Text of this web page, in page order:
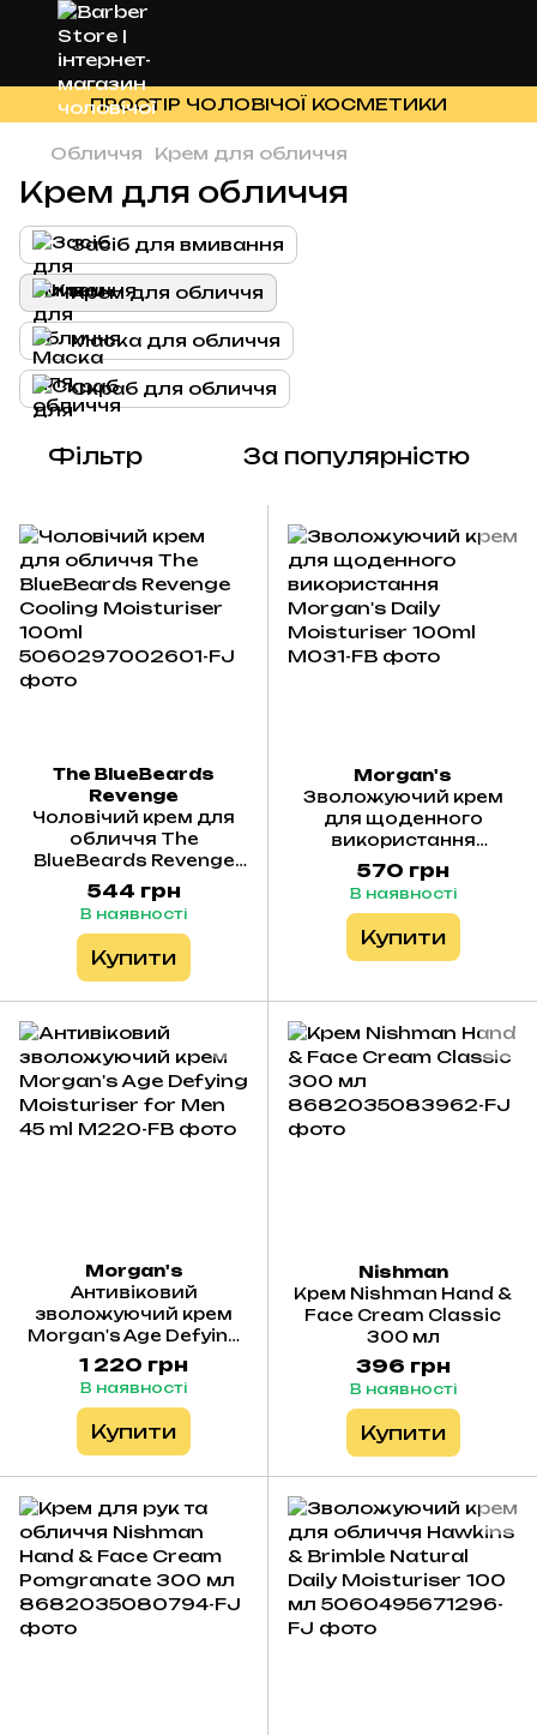
ПРОСТІР ЧОЛОВІЧОЇ КОСМЕТИКИ
Обличчя Крем для обличчя
Крем для обличчя
Засіб для вмивання
Крем для обличчя
Маска для обличчя
Скраб для обличчя
Фільтр За популярністю
The BlueBeards
Revenge
Чоловічий крем для
обличчя The
BlueBeards Revenge
Cooling Moisturiser
100ml
544 грн
В наявності
Купити
Morgan's
Зволожуючий крем
для щоденного
використання
Morgan's Daily
Moisturiser 100ml
570 грн
В наявності
Купити
Morgan's
Антивіковий
зволожуючий крем
Morgan's Age Defying
Moisturiser for Men 45
1 220 грн
В наявності
Купити
Nishman
Крем Nishman Hand &
Face Cream Classic
300 мл
396 грн
В наявності
Купити